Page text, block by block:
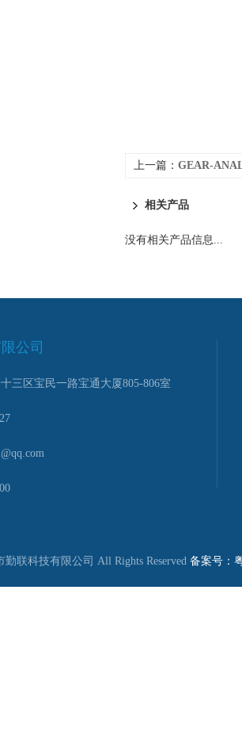
上一篇： GEAR-
相关产品
没有相关产品信息...
公司
三区宝民一路宝通大厦805-806室
联科技有限公司 All Rights Reserved 备案号：